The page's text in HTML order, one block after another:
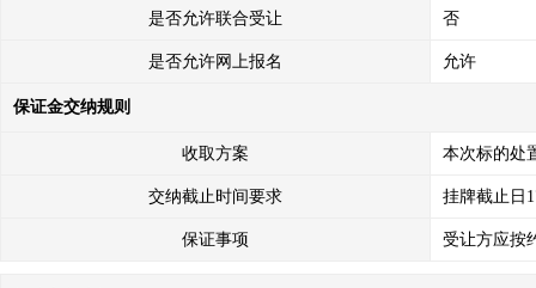
是否允许联合受让 否
是否允许网上报名 允许
保证金交纳规则
收取方案 本次标的处
交纳截止时间要求 挂牌截止日
保证事项 受让方应按